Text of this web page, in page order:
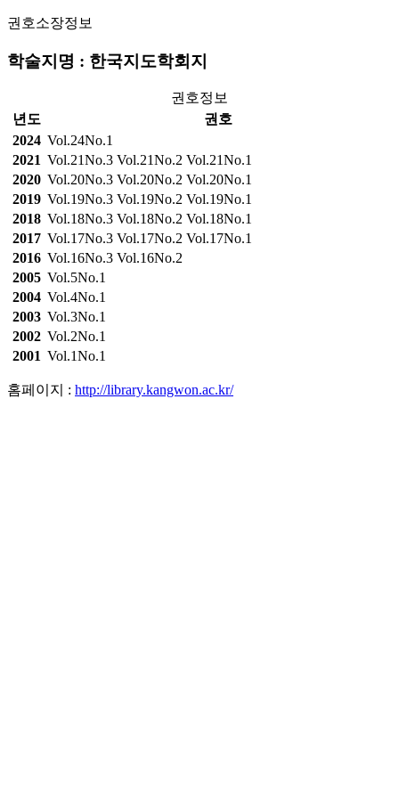
권호소장정보
학술지명 : 한국지도학회지
권호정보
년도
권호
2024 Vol.24No.1
2021 Vol.21No.3 Vol.21No.2 Vol.21No.1
2020 Vol.20No.3 Vol.20No.2 Vol.20No.1
2019 Vol.19No.3 Vol.19No.2 Vol.19No.1
2018 Vol.18No.3 Vol.18No.2 Vol.18No.1
2017 Vol.17No.3 Vol.17No.2 Vol.17No.1
2016 Vol.16No.3 Vol.16No.2
2005 Vol.5No.1
2004 Vol.4No.1
2003 Vol.3No.1
2002 Vol.2No.1
2001 Vol.1No.1
홈페이지 : http://library.kangwon.ac.kr/